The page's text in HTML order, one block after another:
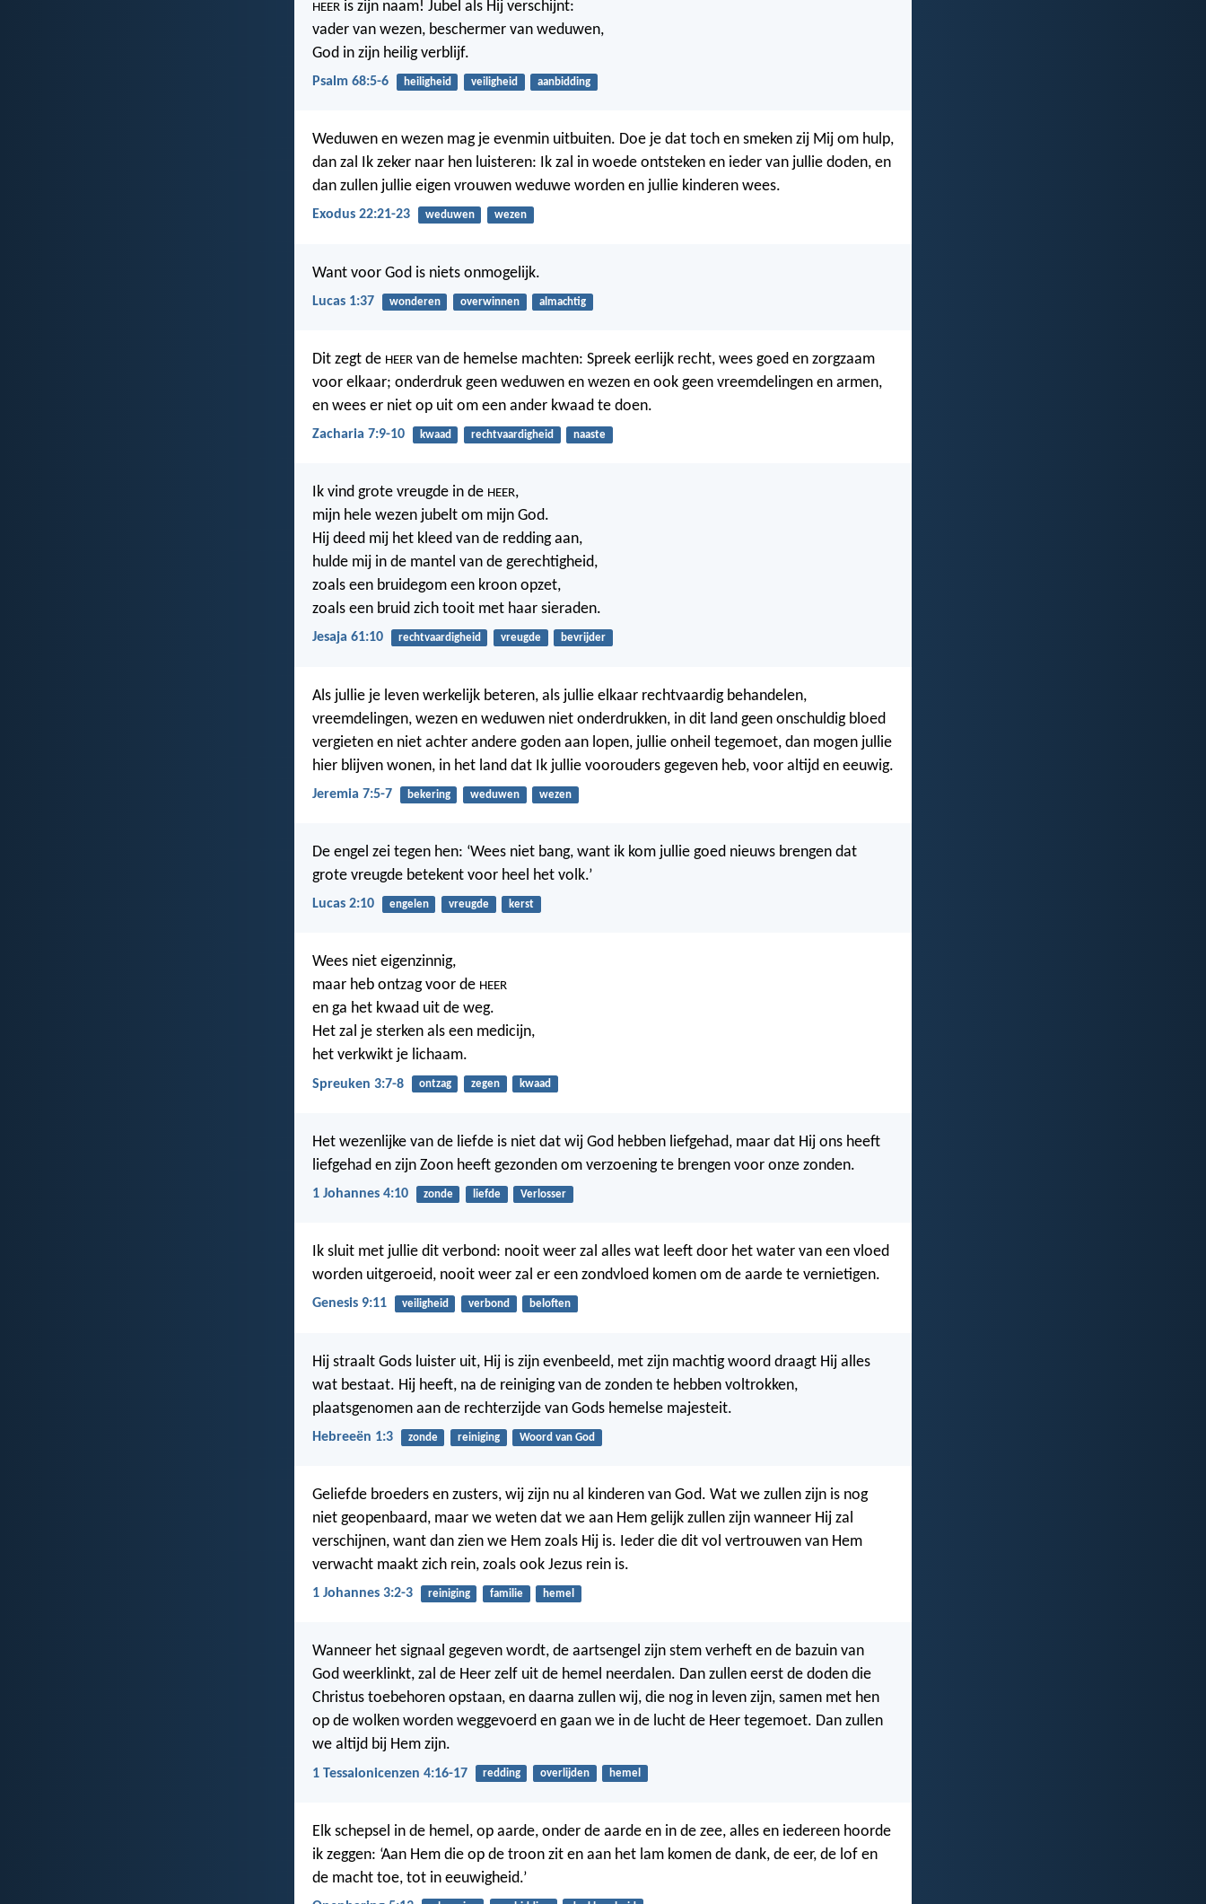
HEER is zijn naam! Jubel als Hij verschijnt:
vader van wezen, beschermer van weduwen,
God in zijn heilig verblijf.
Psalm 68:5-6 heiligheid veiligheid aanbidding
Weduwen en wezen mag je evenmin uitbuiten. Doe je dat toch en smeken zij Mij om hulp,
dan zal Ik zeker naar hen luisteren: Ik zal in woede ontsteken en ieder van jullie doden, en
dan zullen jullie eigen vrouwen weduwe worden en jullie kinderen wees.
Exodus 22:21-23 weduwen wezen
Want voor God is niets onmogelijk.
Lucas 1:37 wonderen overwinnen almachtig
Dit zegt de HEER van de hemelse machten: Spreek eerlijk recht, wees goed en zorgzaam
voor elkaar; onderdruk geen weduwen en wezen en ook geen vreemdelingen en armen,
en wees er niet op uit om een ander kwaad te doen.
Zacharia 7:9-10 kwaad rechtvaardigheid naaste
Ik vind grote vreugde in de HEER,
mijn hele wezen jubelt om mijn God.
Hij deed mij het kleed van de redding aan,
hulde mij in de mantel van de gerechtigheid,
zoals een bruidegom een kroon opzet,
zoals een bruid zich tooit met haar sieraden.
Jesaja 61:10 rechtvaardigheid vreugde bevrijder
Als jullie je leven werkelijk beteren, als jullie elkaar rechtvaardig behandelen,
vreemdelingen, wezen en weduwen niet onderdrukken, in dit land geen onschuldig bloed
vergieten en niet achter andere goden aan lopen, jullie onheil tegemoet, dan mogen jullie
hier blijven wonen, in het land dat Ik jullie voorouders gegeven heb, voor altijd en eeuwig.
Jeremia 7:5-7 bekering weduwen wezen
De engel zei tegen hen: ‘Wees niet bang, want ik kom jullie goed nieuws brengen dat
grote vreugde betekent voor heel het volk.’
Lucas 2:10 engelen vreugde kerst
Wees niet eigenzinnig,
maar heb ontzag voor de HEER
en ga het kwaad uit de weg.
Het zal je sterken als een medicijn,
het verkwikt je lichaam.
Spreuken 3:7-8 ontzag zegen kwaad
Het wezenlijke van de liefde is niet dat wij God hebben liefgehad, maar dat Hij ons heeft
liefgehad en zijn Zoon heeft gezonden om verzoening te brengen voor onze zonden.
1 Johannes 4:10 zonde liefde Verlosser
Ik sluit met jullie dit verbond: nooit weer zal alles wat leeft door het water van een vloed
worden uitgeroeid, nooit weer zal er een zondvloed komen om de aarde te vernietigen.
Genesis 9:11 veiligheid verbond beloften
Hij straalt Gods luister uit, Hij is zijn evenbeeld, met zijn machtig woord draagt Hij alles
wat bestaat. Hij heeft, na de reiniging van de zonden te hebben voltrokken,
plaatsgenomen aan de rechterzijde van Gods hemelse majesteit.
Hebreeën 1:3 zonde reiniging Woord van God
Geliefde broeders en zusters, wij zijn nu al kinderen van God. Wat we zullen zijn is nog
niet geopenbaard, maar we weten dat we aan Hem gelijk zullen zijn wanneer Hij zal
verschijnen, want dan zien we Hem zoals Hij is. Ieder die dit vol vertrouwen van Hem
verwacht maakt zich rein, zoals ook Jezus rein is.
1 Johannes 3:2-3 reiniging familie hemel
Wanneer het signaal gegeven wordt, de aartsengel zijn stem verheft en de bazuin van
God weerklinkt, zal de Heer zelf uit de hemel neerdalen. Dan zullen eerst de doden die
Christus toebehoren opstaan, en daarna zullen wij, die nog in leven zijn, samen met hen
op de wolken worden weggevoerd en gaan we in de lucht de Heer tegemoet. Dan zullen
we altijd bij Hem zijn.
1 Tessalonicenzen 4:16-17 redding overlijden hemel
Elk schepsel in de hemel, op aarde, onder de aarde en in de zee, alles en iedereen hoorde
ik zeggen: ‘Aan Hem die op de troon zit en aan het lam komen de dank, de eer, de lof en
de macht toe, tot in eeuwigheid.’